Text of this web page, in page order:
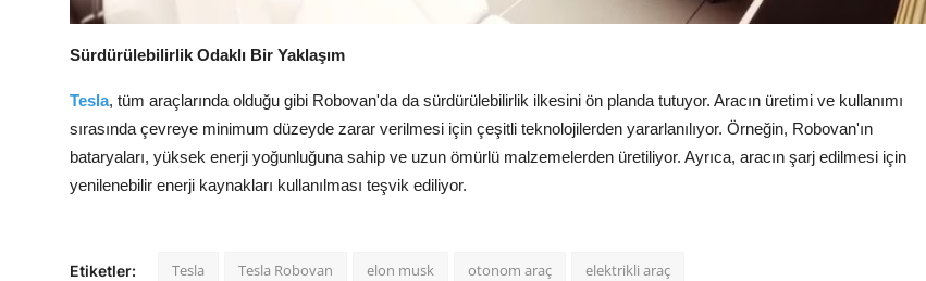
Sürdürülebilirlik Odaklı Bir Yaklaşım
Tesla, tüm araçlarında olduğu gibi Robovan'da da sürdürülebilirlik ilkesini ön planda tutuyor. Aracın üretimi ve kullanımı
sırasında çevreye minimum düzeyde zarar verilmesi için çeşitli teknolojilerden yararlanılıyor. Örneğin, Robovan'ın
bataryaları, yüksek enerji yoğunluğuna sahip ve uzun ömürlü malzemelerden üretiliyor. Ayrıca, aracın şarj edilmesi için
yenilenebilir enerji kaynakları kullanılması teşvik ediliyor.
Etiketler: Tesla Tesla Robovan elon musk otonom araç elektrikli araç